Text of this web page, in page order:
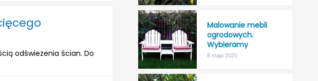
odświeżenia ścian. Do
Malowanie mebli
ogrodowych.
Wybieramy
najlepszy impregnat
8 maja 2020